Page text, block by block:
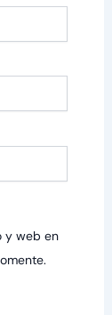
y web en